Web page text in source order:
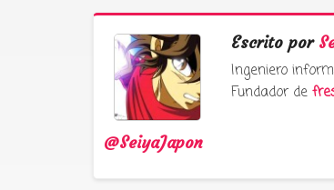
@SeiyaJapon
Escrito por
Ingeniero
Fundador de